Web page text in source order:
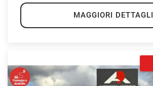
MAGGIORI DETTAGLI